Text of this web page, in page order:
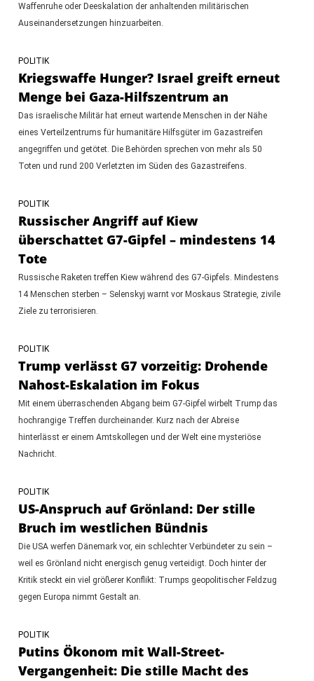
Waffenruhe oder Deeskalation der anhaltenden militärischen
Auseinandersetzungen hinzuarbeiten.
POLITIK
Kriegswaffe Hunger? Israel greift erneut
Menge bei Gaza-Hilfszentrum an
Das israelische Militär hat erneut wartende Menschen in der Nähe
eines Verteilzentrums für humanitäre Hilfsgüter im Gazastreifen
angegriffen und getötet. Die Behörden sprechen von mehr als 50
Toten und rund 200 Verletzten im Süden des Gazastreifens.
POLITIK
Russischer Angriff auf Kiew
überschattet G7-Gipfel – mindestens 14
Tote
Russische Raketen treffen Kiew während des G7-Gipfels. Mindestens
14 Menschen sterben – Selenskyj warnt vor Moskaus Strategie, zivile
Ziele zu terrorisieren.
POLITIK
Trump verlässt G7 vorzeitig: Drohende
Nahost-Eskalation im Fokus
Mit einem überraschenden Abgang beim G7-Gipfel wirbelt Trump das
hochrangige Treffen durcheinander. Kurz nach der Abreise
hinterlässt er einem Amtskollegen und der Welt eine mysteriöse
Nachricht.
POLITIK
US-Anspruch auf Grönland: Der stille
Bruch im westlichen Bündnis
Die USA werfen Dänemark vor, ein schlechter Verbündeter zu sein –
weil es Grönland nicht energisch genug verteidigt. Doch hinter der
Kritik steckt ein viel größerer Konflikt: Trumps geopolitischer Feldzug
gegen Europa nimmt Gestalt an.
POLITIK
Putins Ökonom mit Wall-Street-
Vergangenheit: Die stille Macht des